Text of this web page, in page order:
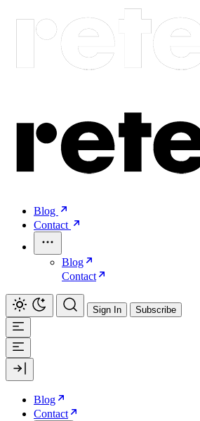
Blog
Contact
Blog
Contact
Sign In Subscribe
Blog
Contact